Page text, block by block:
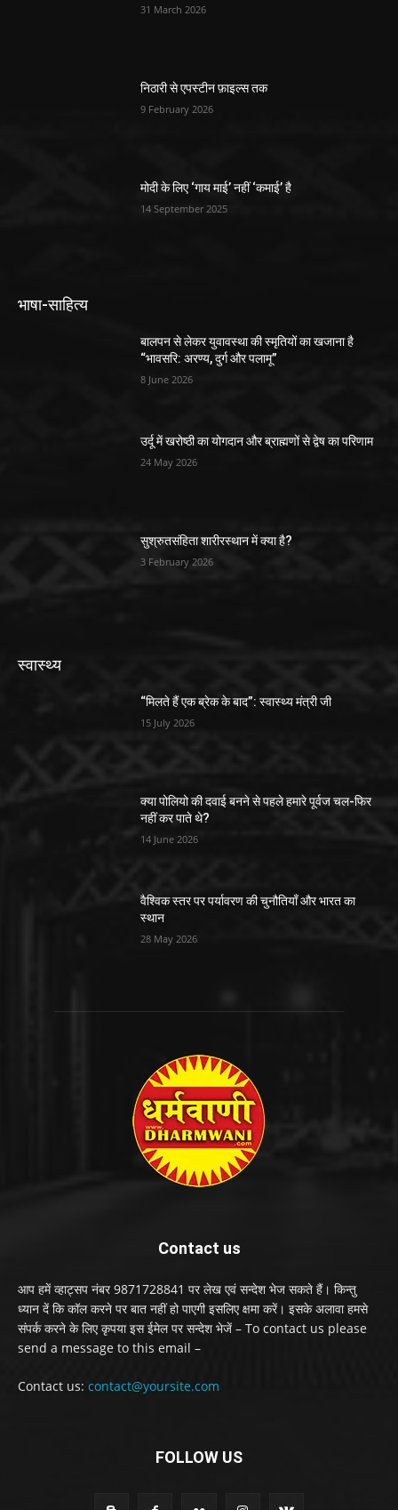
31 March 2026
निठारी से एपस्टीन फ़ाइल्स तक
9 February 2026
मोदी के लिए ‘गाय माई’ नहीं ‘कमाई’ है
14 September 2025
भाषा-साहित्य
बालपन से लेकर युवावस्था की स्मृतियों का खजाना है
“भावसरि: अरण्य, दुर्ग और पलामू”
8 June 2026
उर्दू में खरोष्ठी का योगदान और ब्राह्मणों से द्वेष का परिणाम
24 May 2026
सुश्रुतसंहिता शारीरस्थान में क्या है?
3 February 2026
स्वास्थ्य
“मिलते हैं एक ब्रेक के बाद”: स्वास्थ्य मंत्री जी
15 July 2026
क्या पोलियो की दवाई बनने से पहले हमारे पूर्वज चल-फिर
नहीं कर पाते थे?
14 June 2026
वैश्विक स्तर पर पर्यावरण की चुनौतियाँ और भारत का
स्थान
28 May 2026
Contact us
आप हमें व्हाट्सप नंबर 9871728841 पर लेख एवं सन्देश भेज सकते हैं। किन्तु
ध्यान दें कि कॉल करने पर बात नहीं हो पाएगी इसलिए क्षमा करें। इसके अलावा हमसे
संपर्क करने के लिए कृपया इस ईमेल पर सन्देश भेजें – To contact us please
send a message to this email –
Contact us: contact@yoursite.com
FOLLOW US